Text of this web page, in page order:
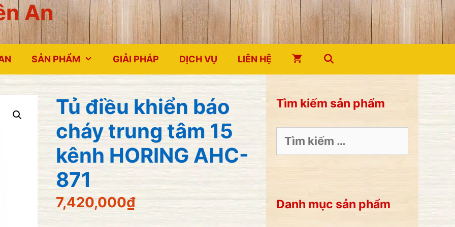
An
SẢN PHẨM GIẢI PHÁP DỊCH VỤ LIÊN HỆ
Tủ điều khiển báo
cháy trung tâm 15
kênh HORING AHC-
871
7,420,000₫
Tìm kiếm sản phẩm
kiếm
cho:
Danh mục sản phẩm